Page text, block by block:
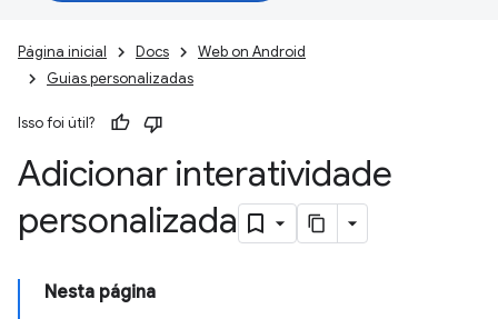
Página inicial Docs
Web on Android
Guias personalizadas
Isso foi útil?
Adicionar interatividade
personalizada
Nesta página